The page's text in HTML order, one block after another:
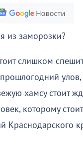
из заморозки?
слишком
хамсу стоит
которому